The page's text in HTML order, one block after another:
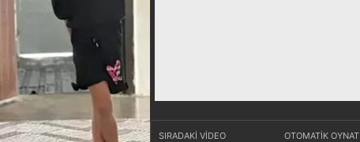
SIRADAKİ VİDEO OTOMATİK OYNAT